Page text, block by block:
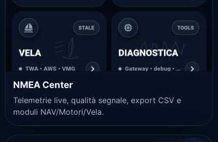
NMEA Center
Telemetrie live, qualità segnale, export CSV e
moduli NAV/Motori/Vela.